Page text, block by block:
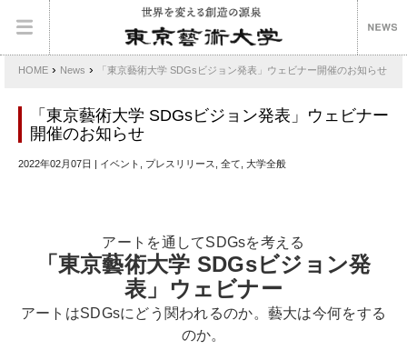
HOME › News › 「東京藝術大学 SDGsビジョン発表」ウェビナー開催のお知らせ
「東京藝術大学 SDGsビジョン発表」ウェビナー
開催のお知らせ
2022年02月07日 | イベント, プレスリリース, 全て, 大学全般
アートを通してSDGsを考える
「東京藝術大学 SDGsビジョン発
表」ウェビナー
アートはSDGsにどう関われるのか。藝大は今何をする
のか。